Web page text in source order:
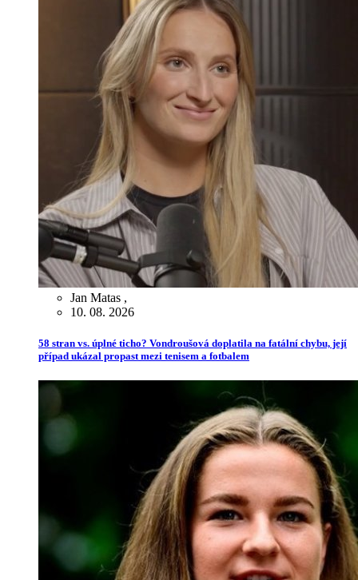
Jan Matas ,
10. 08. 2026
58 stran vs. úplné ticho? Vondroušová doplatila na fatální chybu, její
případ ukázal propast mezi tenisem a fotbalem